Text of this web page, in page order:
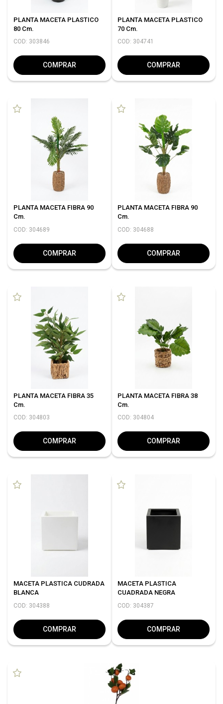
PLANTA MACETA PLASTICO
80 Cm.
COD: 303846
COMPRAR
PLANTA MACETA PLASTICO
70 Cm.
COD: 304741
COMPRAR
PLANTA MACETA FIBRA 90
Cm.
COD: 304689
COMPRAR
PLANTA MACETA FIBRA 90
Cm.
COD: 304688
COMPRAR
PLANTA MACETA FIBRA 35
Cm.
COD: 304803
COMPRAR
PLANTA MACETA FIBRA 38
Cm.
COD: 304804
COMPRAR
MACETA PLASTICA CUDRADA
BLANCA
COD: 304388
COMPRAR
MACETA PLASTICA
CUADRADA NEGRA
COD: 304387
COMPRAR